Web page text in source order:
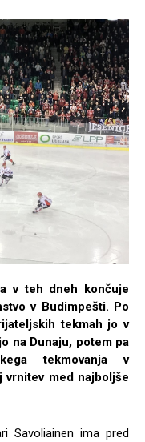
v teh dneh končuje
v Budimpešti. Po
tekmah jo v
na Dunaju, potem pa
tekmovanja v
med najboljše
Savoliainen ima pred